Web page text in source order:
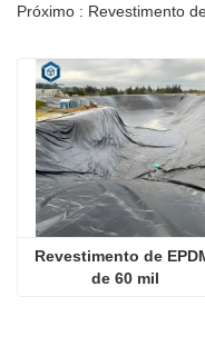
Próximo : Revestimento
Revestimento de
de 60 mil